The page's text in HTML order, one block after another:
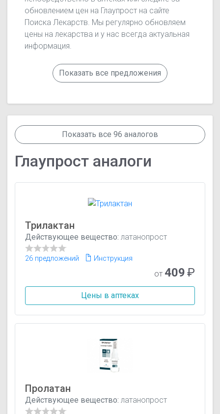
обновлением цен на Глаупрост на сайте
Поиска Лекарств. Мы регулярно обновляем
цены на лекарства и у нас всегда актуальная
информация.
Показать все предложения
Показать все 96 аналогов
Глаупрост аналоги
Трилактан
Действующее вещество: латанопрост
26 предложений Инструкция
от 409₽
Цены в аптеках
Пролатан
Действующее вещество: латанопрост